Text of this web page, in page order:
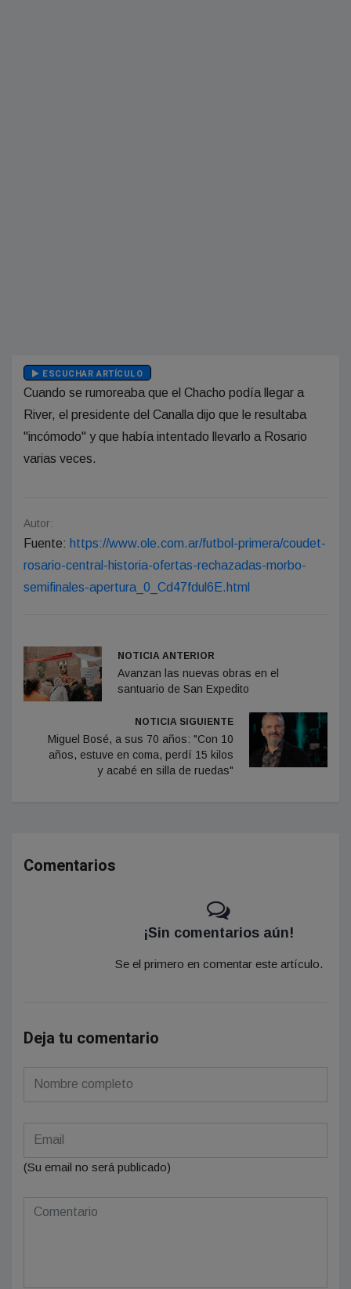
ESCUCHAR ARTÍCULO
Cuando se rumoreaba que el Chacho podía llegar a
River, el presidente del Canalla dijo que le resultaba
"incómodo" y que había intentado llevarlo a Rosario
varias veces.
Autor:
Fuente: https://www.ole.com.ar/futbol-primera/coudet-
rosario-central-historia-ofertas-rechazadas-morbo-
semifinales-apertura_0_Cd47fdul6E.html
NOTICIA ANTERIOR
Avanzan las nuevas obras en el
santuario de San Expedito
NOTICIA SIGUIENTE
Miguel Bosé, a sus 70 años: "Con 10
años, estuve en coma, perdí 15 kilos
y acabé en silla de ruedas"
Comentarios
¡Sin comentarios aún!
Se el primero en comentar este artículo.
Deja tu comentario
(Su email no será publicado)